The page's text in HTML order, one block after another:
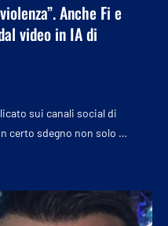
Anche Fi e
video in IA di
sui canali social di
certo sdegno non solo …